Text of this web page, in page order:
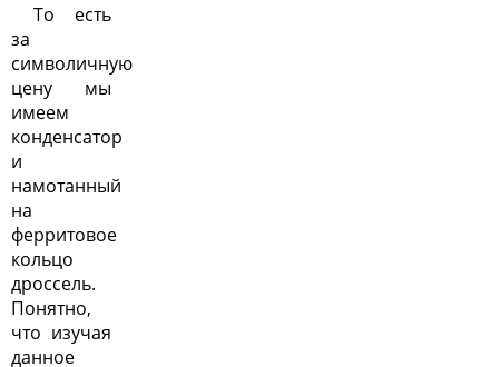
То есть
за
символичную
цену мы
имеем
конденсатор
и
намотанный
на
ферритовое
кольцо
дроссель.
Понятно,
что изучая
данное